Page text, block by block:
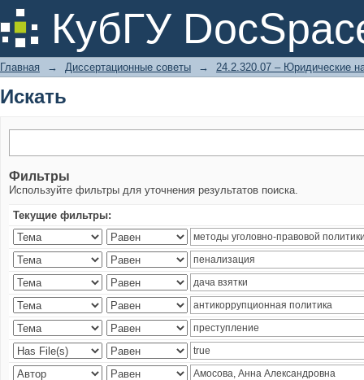
КубГУ
Искать
Главная → Диссертационные советы → 24.2.320.07 – Юридические
Искать
Фильтры
Используйте фильтры для уточнения результатов поиска.
Текущие фильтры: